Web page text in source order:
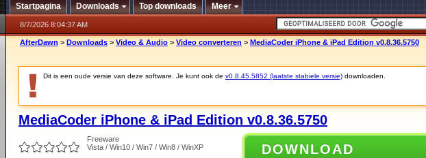
Startpagina Downloads Top downloads Meer
8/7/2026 8:04:37 AM
AfterDawn > Downloads > Video & Audio > Video converteren > MediaCoder iPhone & iPad Edition v0.8.36.5750
Dit is een oude versie van deze software. Je kunt ook de v0.8.45.5852 (laatste stabiele versie) downloaden.
MediaCoder iPhone & iPad Edition v0.8.36.5750
Freeware
Vista / Win10 / Win7 / Win8 / WinXP
DOWNLOAD